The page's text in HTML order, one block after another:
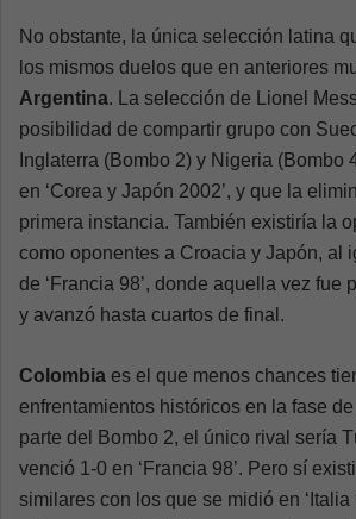
No obstante, la única selección latina
los mismos duelos que en anteriores
Argentina. La selección de Lionel
posibilidad de compartir grupo con
Inglaterra (Bombo 2) y Nigeria (Bombo
en ‘Corea y Japón 2002’, y que la
primera instancia. También existiría la
como oponentes a Croacia y Japón, al
de ‘Francia 98’, donde aquella vez fue
y avanzó hasta cuartos de final.
Colombia es el que menos chances
enfrentamientos históricos en la fase
parte del Bombo 2, el único rival sería
venció 1-0 en ‘Francia 98’. Pero sí
similares con los que se midió en ‘Italia